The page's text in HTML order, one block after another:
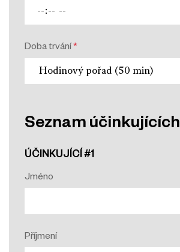
Doba trvání*
Seznam účinkujících
ÚČINKUJÍCÍ #1
Jméno
Příjmení